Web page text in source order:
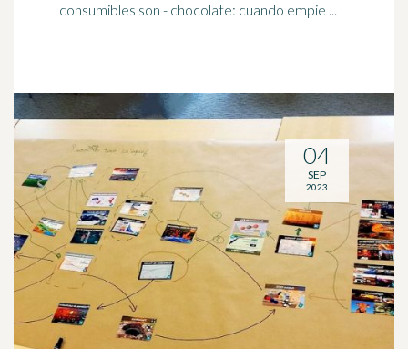
consumibles son - chocolate: cuando empie ...
04
SEP
2023